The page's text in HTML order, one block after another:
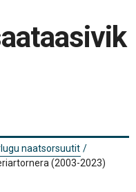
naatsorsuutit /
(2003-2023)